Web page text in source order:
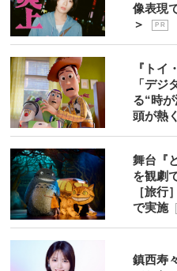
像表現
＞
P R
『ト
「デジ
る“時
頭が熱
舞台『
を観劇
［旅行
で実施
鎮西寿